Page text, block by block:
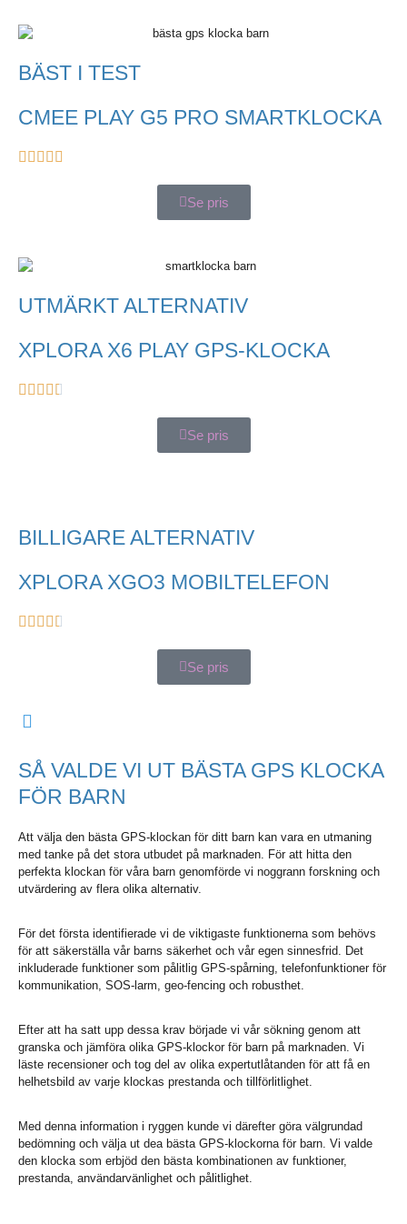
BÄST I TEST
CMEE PLAY G5 PRO SMARTKLOCKA
Se pris
UTMÄRKT ALTERNATIV
XPLORA X6 PLAY GPS-KLOCKA
Se pris
BILLIGARE ALTERNATIV
XPLORA XGO3 MOBILTELEFON
Se pris
SÅ VALDE VI UT BÄSTA GPS KLOCKA
FÖR BARN
Att välja den bästa GPS-klockan för ditt barn kan vara en utmaning
med tanke på det stora utbudet på marknaden. För att hitta den
perfekta klockan för våra barn genomförde vi noggrann forskning och
utvärdering av flera olika alternativ.
För det första identifierade vi de viktigaste funktionerna som behövs
för att säkerställa vår barns säkerhet och vår egen sinnesfrid. Det
inkluderade funktioner som pålitlig GPS-spårning, telefonfunktioner för
kommunikation, SOS-larm, geo-fencing och robusthet.
Efter att ha satt upp dessa krav började vi vår sökning genom att
granska och jämföra olika GPS-klockor för barn på marknaden. Vi
läste recensioner och tog del av olika expertutlåtanden för att få en
helhetsbild av varje klockas prestanda och tillförlitlighet.
Med denna information i ryggen kunde vi därefter göra välgrundad
bedömning och välja ut dea bästa GPS-klockorna för barn. Vi valde
den klocka som erbjöd den bästa kombinationen av funktioner,
prestanda, användarvänlighet och pålitlighet.